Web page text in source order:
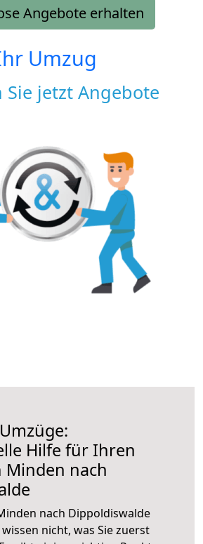
Angebote erhalten
Umzug
Sie jetzt Angebote
Hilfe für Ihren
Minden nach
nach Dippoldiswalde
nicht, was Sie zuerst